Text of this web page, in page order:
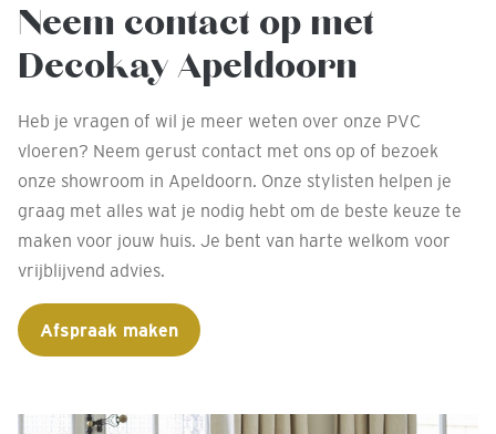
Neem contact op met
Decokay Apeldoorn
Heb je vragen of wil je meer weten over onze PVC
vloeren? Neem gerust contact met ons op of bezoek
onze showroom in Apeldoorn. Onze stylisten helpen je
graag met alles wat je nodig hebt om de beste keuze te
maken voor jouw huis. Je bent van harte welkom voor
vrijblijvend advies.
Afspraak maken